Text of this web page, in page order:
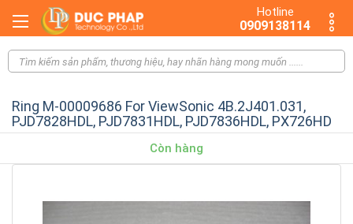
Hotline
0909138114
Ring M-00009686 For ViewSonic 4B.2J401.031,
PJD7828HDL, PJD7831HDL, PJD7836HDL, PX726HD
Còn hàng